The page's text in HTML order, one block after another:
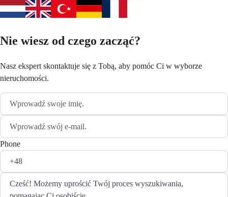
Nie wiesz od czego zacząć?
Nasz ekspert skontaktuje się z Tobą, aby pomóc Ci w wyborze
nieruchomości.
Phone